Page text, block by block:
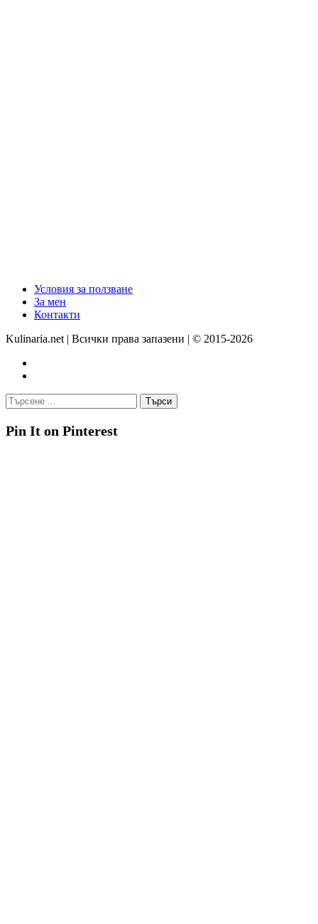
Условия за ползване
За мен
Контакти
Kulinaria.net | Всички права запазени | © 2015-2026
Pin It on Pinterest